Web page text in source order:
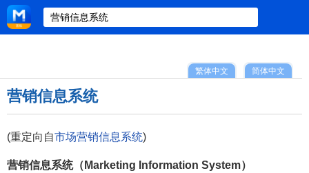
简体中文
繁体中文
营销信息系统
(重定向自市场营销信息系统)
营销信息系统（Marketing Information System）